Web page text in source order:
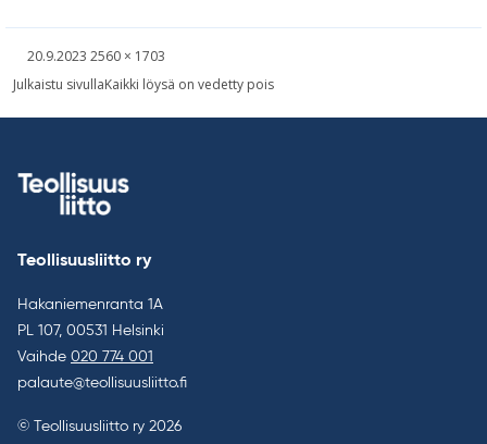
Kirjoitettu
20.9.2023 Täysikokoinen
2560 × 1703
Artikkelien
Julkaistu sivullaKaikki löysä on vedetty pois
Teollisuusliitto ry
Hakaniemenranta 1A
PL 107, 00531 Helsinki
Vaihde 020 774 001
palaute@teollisuusliitto.fi
© Teollisuusliitto ry 2026